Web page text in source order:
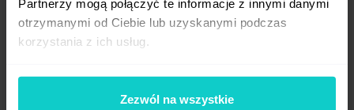
Partnerzy mogą połączyć te informacje z innymi danymi
otrzymanymi od Ciebie lub uzyskanymi podczas
korzystania z ich usług.
Zezwól na wszystkie